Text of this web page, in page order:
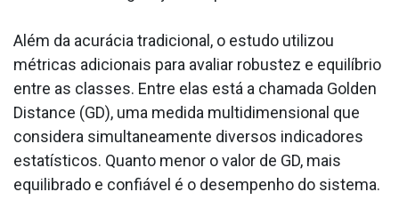
Além da acurácia tradicional, o estudo utilizou
métricas adicionais para avaliar robustez e equilíbrio
entre as classes. Entre elas está a chamada Golden
Distance (GD), uma medida multidimensional que
considera simultaneamente diversos indicadores
estatísticos. Quanto menor o valor de GD, mais
equilibrado e confiável é o desempenho do sistema.